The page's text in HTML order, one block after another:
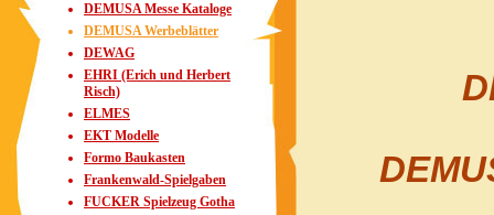
DEMUSA Messe Kataloge
DEMUSA Werbeblätter
DEWAG
EHRI (Erich und Herbert
Risch)
ELMES
EKT Modelle
Formo Baukasten
Frankenwald-Spielgaben
FUCKER Spielzeug Gotha